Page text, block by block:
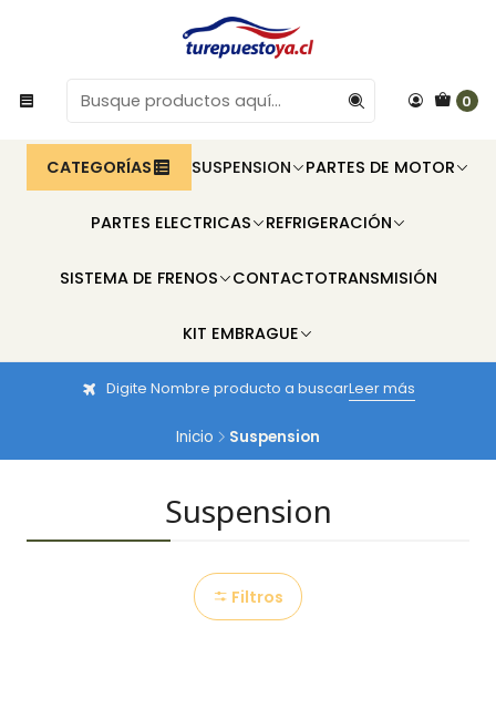
0
CATEGORÍAS SUSPENSION PARTES DE MOTOR
PARTES ELECTRICAS REFRIGERACIÓN
SISTEMA DE FRENOS CONTACTOTRANSMISIÓN
KIT EMBRAGUE
Digite Nombre producto a buscarLeer más
Inicio Suspension
Suspension
Filtros